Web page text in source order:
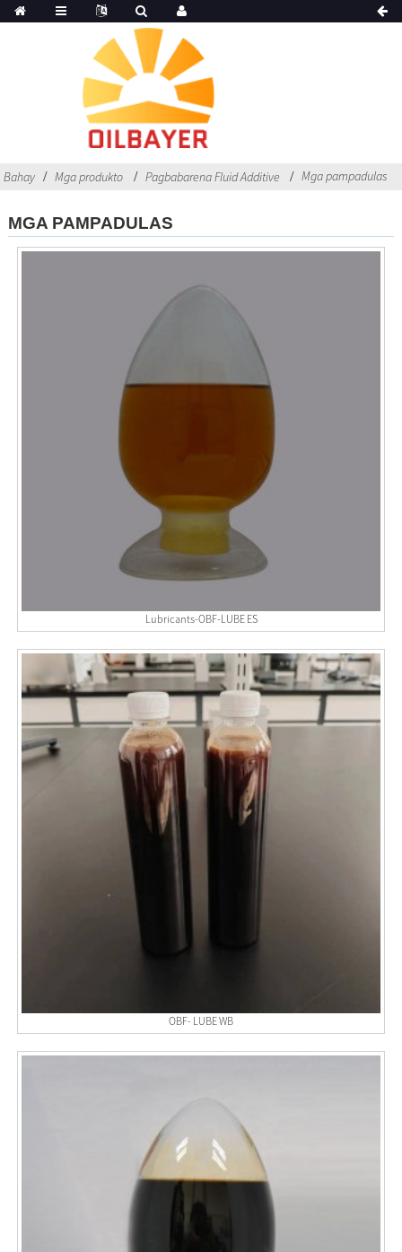
Bahay Mga produkto Pagbabarena Fluid Additive Mga pampadulas
MGA PAMPADULAS
Lubricants-OBF-LUBE ES
OBF- LUBE WB